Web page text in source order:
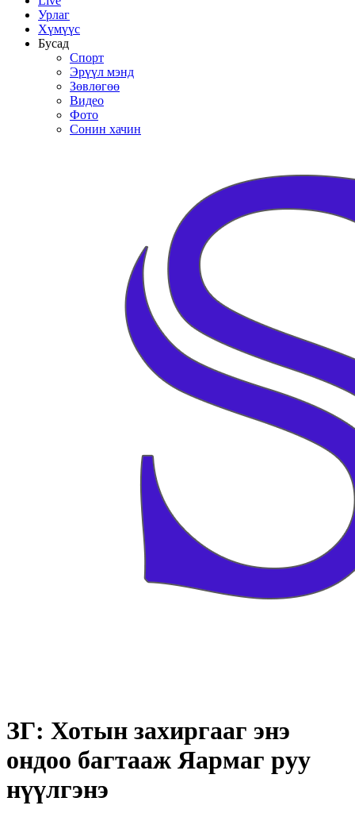
Урлаг
Хүмүүс
Бусад
Спорт
Эрүүл мэнд
Зөвлөгөө
Видео
Фото
Сонин хачин
ЗГ: Хотын захиргааг энэ
ондоо багтааж Яармаг руу
нүүлгэнэ